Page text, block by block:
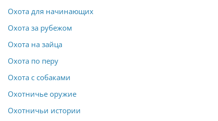
Охота для начинающих
Охота за рубежом
Охота на зайца
Охота по перу
Охота с собаками
Охотничье оружие
Охотничьи истории